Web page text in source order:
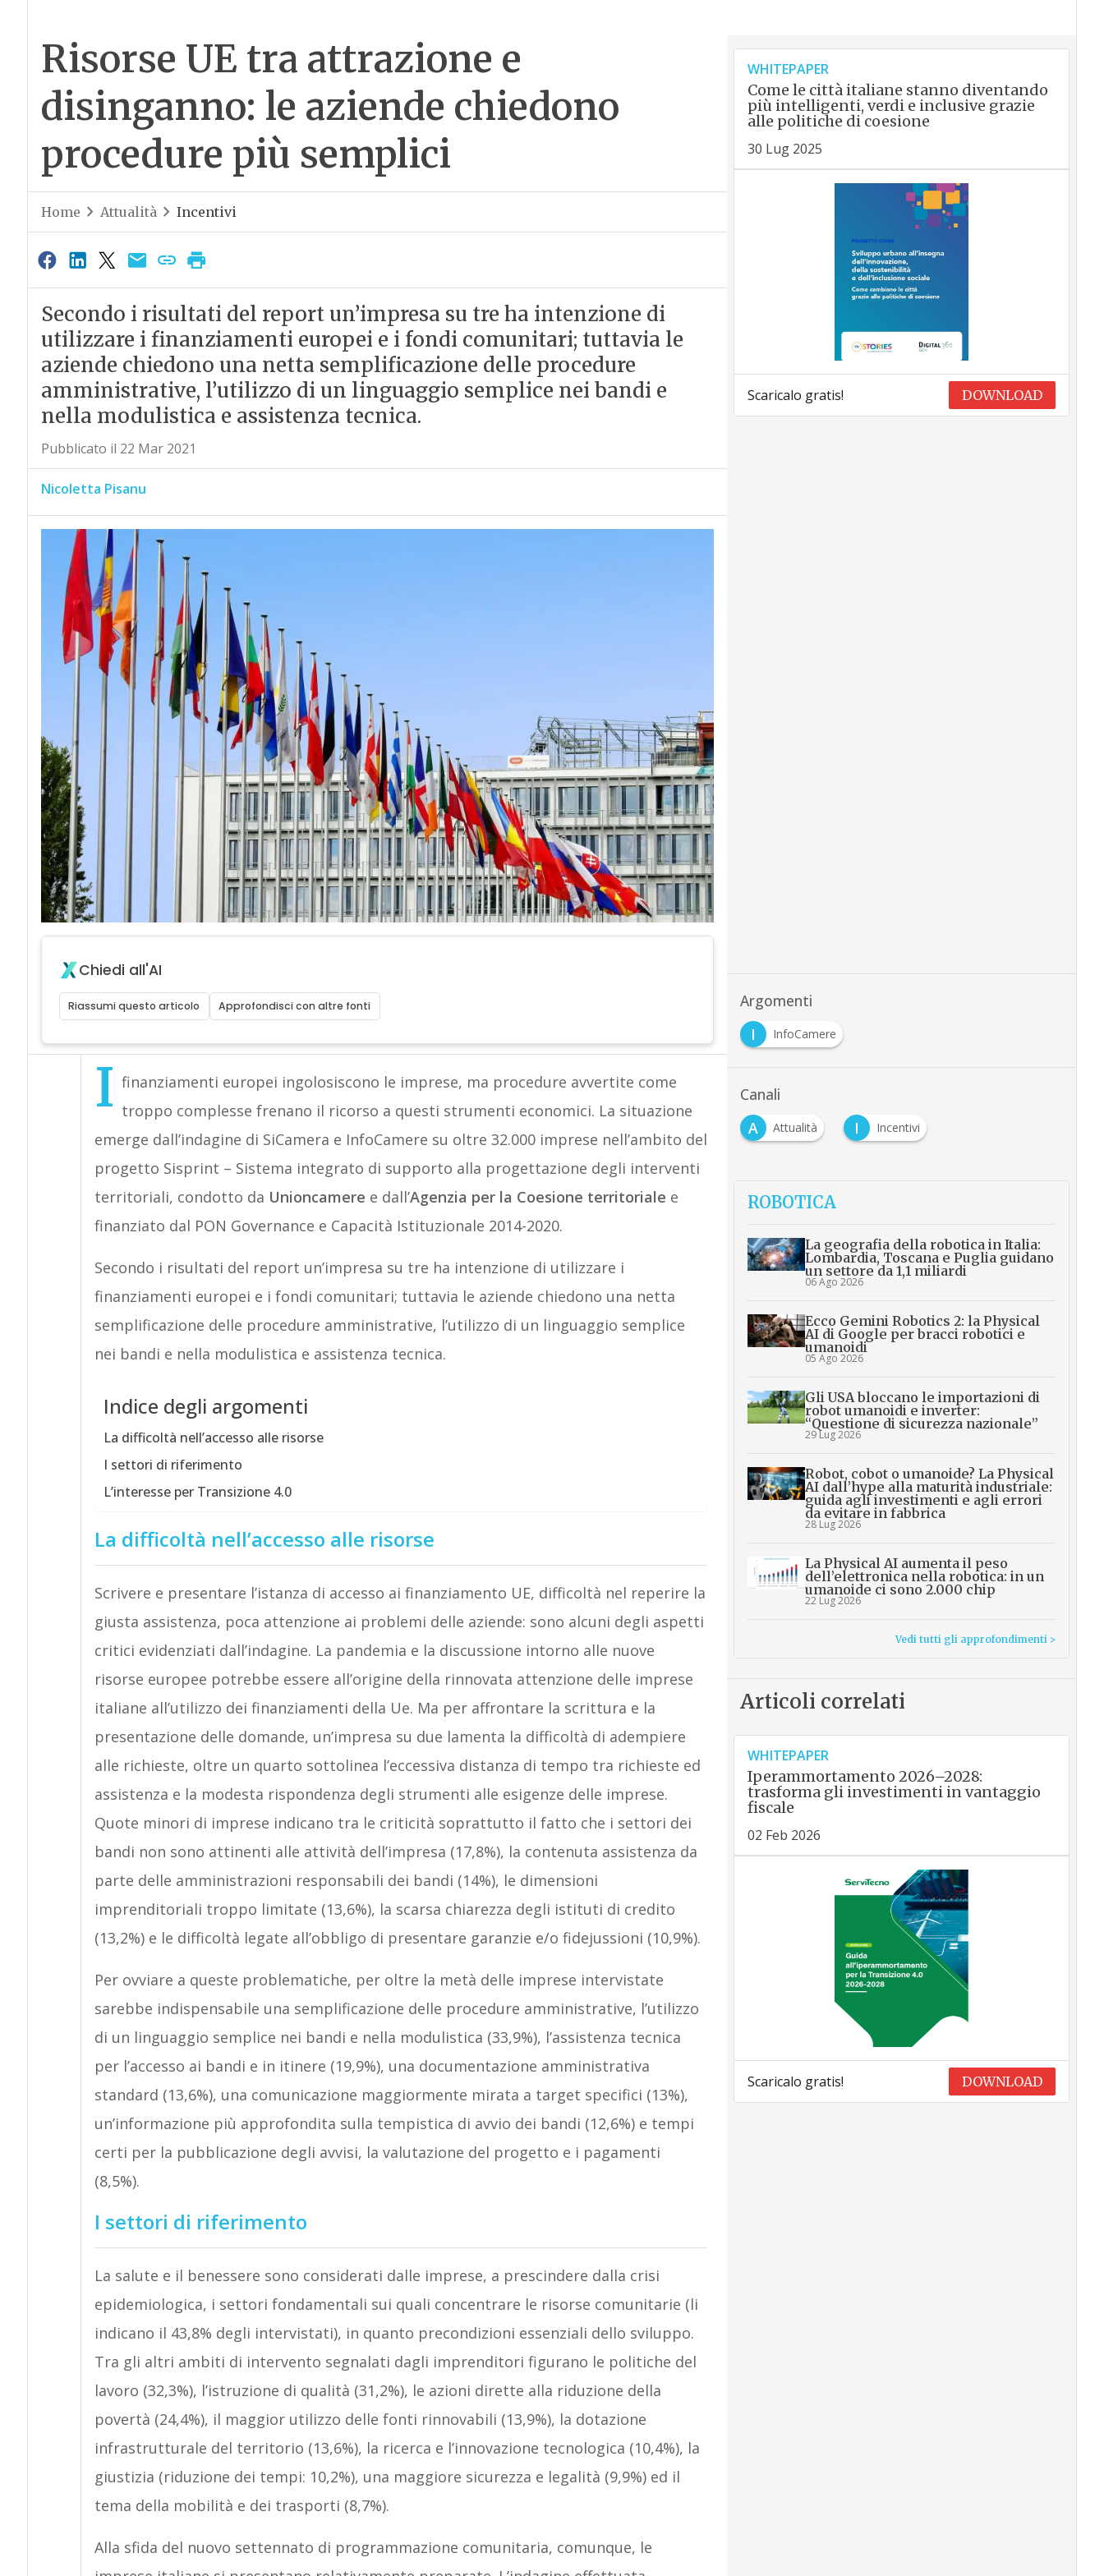
Risorse UE tra attrazione e
disinganno: le aziende chiedono
procedure più semplici
Home Attualità Incentivi
Secondo i risultati del report un’impresa su tre ha intenzione di
utilizzare i finanziamenti europei e i fondi comunitari; tuttavia le
aziende chiedono una netta semplificazione delle procedure
amministrative, l’utilizzo di un linguaggio semplice nei bandi e
nella modulistica e assistenza tecnica.
Pubblicato il 22 Mar 2021
Nicoletta Pisanu
Chiedi all'AI
Riassumi questo articolo Approfondisci con altre fonti
I finanziamenti europei ingolosiscono le imprese, ma procedure avvertite come
troppo complesse frenano il ricorso a questi strumenti economici. La situazione
emerge dall’indagine di SiCamera e InfoCamere su oltre 32.000 imprese nell’ambito del
progetto Sisprint – Sistema integrato di supporto alla progettazione degli interventi
territoriali, condotto da Unioncamere e dall’Agenzia per la Coesione territoriale e
finanziato dal PON Governance e Capacità Istituzionale 2014-2020.
Secondo i risultati del report un’impresa su tre ha intenzione di utilizzare i
finanziamenti europei e i fondi comunitari; tuttavia le aziende chiedono una netta
semplificazione delle procedure amministrative, l’utilizzo di un linguaggio semplice
nei bandi e nella modulistica e assistenza tecnica.
Indice degli argomenti
La difficoltà nell’accesso alle risorse
I settori di riferimento
L’interesse per Transizione 4.0
La difficoltà nell’accesso alle risorse
Scrivere e presentare l’istanza di accesso ai finanziamento UE, difficoltà nel reperire la
giusta assistenza, poca attenzione ai problemi delle aziende: sono alcuni degli aspetti
critici evidenziati dall’indagine. La pandemia e la discussione intorno alle nuove
risorse europee potrebbe essere all’origine della rinnovata attenzione delle imprese
italiane all’utilizzo dei finanziamenti della Ue. Ma per affrontare la scrittura e la
presentazione delle domande, un’impresa su due lamenta la difficoltà di adempiere
alle richieste, oltre un quarto sottolinea l’eccessiva distanza di tempo tra richieste ed
assistenza e la modesta rispondenza degli strumenti alle esigenze delle imprese.
Quote minori di imprese indicano tra le criticità soprattutto il fatto che i settori dei
bandi non sono attinenti alle attività dell’impresa (17,8%), la contenuta assistenza da
parte delle amministrazioni responsabili dei bandi (14%), le dimensioni
imprenditoriali troppo limitate (13,6%), la scarsa chiarezza degli istituti di credito
(13,2%) e le difficoltà legate all’obbligo di presentare garanzie e/o fidejussioni (10,9%).
Per ovviare a queste problematiche, per oltre la metà delle imprese intervistate
sarebbe indispensabile una semplificazione delle procedure amministrative, l’utilizzo
di un linguaggio semplice nei bandi e nella modulistica (33,9%), l’assistenza tecnica
per l’accesso ai bandi e in itinere (19,9%), una documentazione amministrativa
standard (13,6%), una comunicazione maggiormente mirata a target specifici (13%),
un’informazione più approfondita sulla tempistica di avvio dei bandi (12,6%) e tempi
certi per la pubblicazione degli avvisi, la valutazione del progetto e i pagamenti
(8,5%).
I settori di riferimento
La salute e il benessere sono considerati dalle imprese, a prescindere dalla crisi
epidemiologica, i settori fondamentali sui quali concentrare le risorse comunitarie (li
indicano il 43,8% degli intervistati), in quanto precondizioni essenziali dello sviluppo.
Tra gli altri ambiti di intervento segnalati dagli imprenditori figurano le politiche del
lavoro (32,3%), l’istruzione di qualità (31,2%), le azioni dirette alla riduzione della
povertà (24,4%), il maggior utilizzo delle fonti rinnovabili (13,9%), la dotazione
infrastrutturale del territorio (13,6%), la ricerca e l’innovazione tecnologica (10,4%), la
giustizia (riduzione dei tempi: 10,2%), una maggiore sicurezza e legalità (9,9%) ed il
tema della mobilità e dei trasporti (8,7%).
Alla sfida del nuovo settennato di programmazione comunitaria, comunque, le
WHITEPAPER
Come le città italiane stanno diventando
più intelligenti, verdi e inclusive grazie
alle politiche di coesione
30 Lug 2025
Scaricalo gratis! DOWNLOAD
Argomenti
I
InfoCamere
Canali
A
Attualità I Incentivi
ROBOTICA
La geografia della robotica in Italia:
Lombardia, Toscana e Puglia guidano
un settore da 1,1 miliardi
06 Ago 2026
Ecco Gemini Robotics 2: la Physical
AI di Google per bracci robotici e
umanoidi
05 Ago 2026
Gli USA bloccano le importazioni di
robot umanoidi e inverter:
“Questione di sicurezza nazionale”
29 Lug 2026
Robot, cobot o umanoide? La Physical
AI dall’hype alla maturità industriale:
guida agli investimenti e agli errori
da evitare in fabbrica
28 Lug 2026
La Physical AI aumenta il peso
dell’elettronica nella robotica: in un
umanoide ci sono 2.000 chip
22 Lug 2026
Vedi tutti gli approfondimenti >
Articoli correlati
WHITEPAPER
Iperammortamento 2026–2028:
trasforma gli investimenti in vantaggio
fiscale
02 Feb 2026
Scaricalo gratis! DOWNLOAD